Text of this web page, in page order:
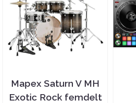
Mapex Saturn V MH
Exotic Rock femdelt